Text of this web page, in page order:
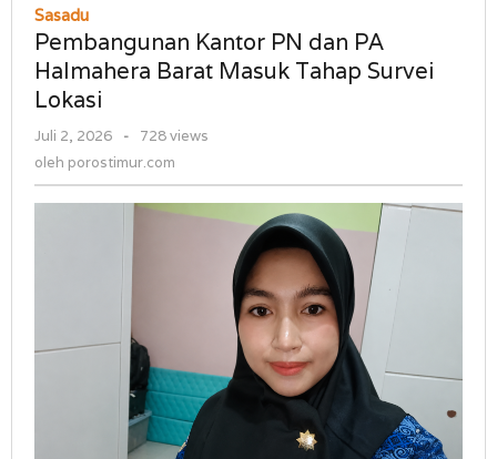
PA
Halmahera
Lokasi
Sasadu
Pembangunan Kantor PN dan PA
Halmahera Barat Masuk Tahap Survei
Lokasi
Juli 2, 2026
oleh
-
728 views
oleh porostimur.com